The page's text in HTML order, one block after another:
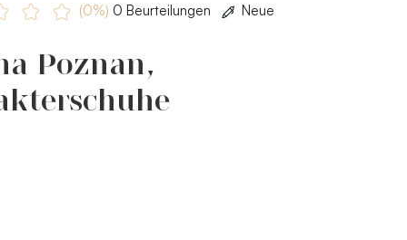
(0%) 0 Beurteilungen Neue
Poznan,